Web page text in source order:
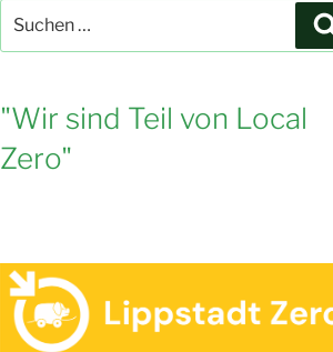
nach:
"Wir sind Teil von Local
Zero"